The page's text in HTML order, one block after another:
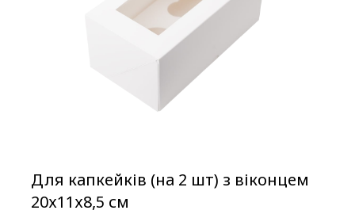
Для капкейків (на 2 шт) з віконцем
20х11х8,5 см